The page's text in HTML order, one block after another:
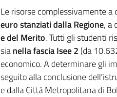
Le risorse complessivamente a
euro stanziati dalla Regione, a
e del Merito. Tutti gli studenti
sianella fascia Isee 2 (da
economico. A determinare gli
seguito alla conclusione
e dalla Città Metropolitana di